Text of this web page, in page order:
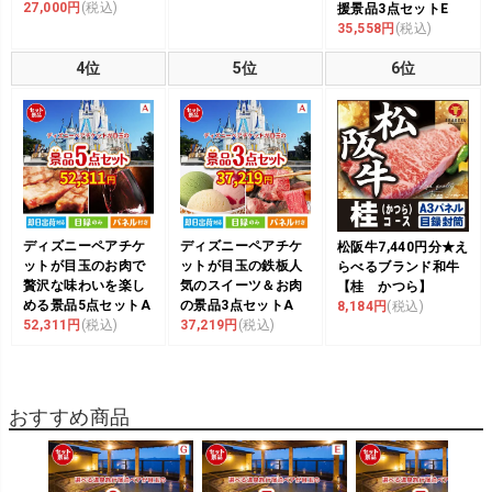
27,000円 (税込)
援景品3点セットE
35,558円 (税込)
4位 5位 6位
ディズニーペアチケ
ットが目玉のお肉で
贅沢な味わいを楽し
める景品5点セットA
52,311円 (税込)
ディズニーペアチケ
ットが目玉の鉄板人
気のスイーツ＆お肉
の景品3点セットA
37,219円 (税込)
松阪牛7,440円分★え
らべるブランド和牛
【桂 かつら】
8,184円 (税込)
おすすめ商品